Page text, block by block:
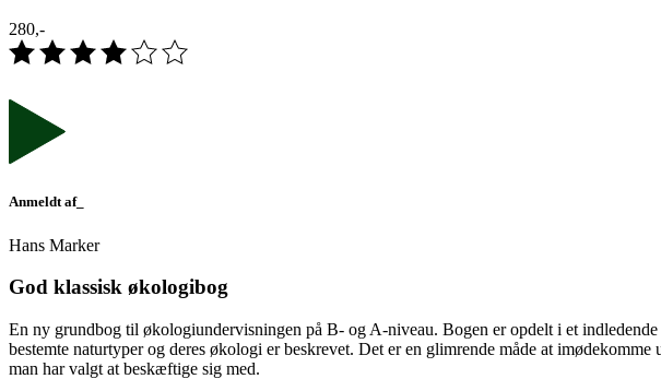
280,-
Anmeldt af_
Hans Marker
God klassisk økologibog
En ny grundbog til økologiundervisningen på B- og A-niveau. Bogen er opdelt i et
bestemte naturtyper og deres økologi er beskrevet. Det er en glimrende måde at
man har valgt at beskæftige sig med.